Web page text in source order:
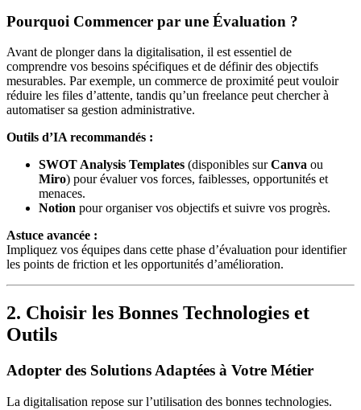
Pourquoi Commencer par une Évaluation ?
Avant de plonger dans la digitalisation, il est essentiel de
comprendre vos besoins spécifiques et de définir des objectifs
mesurables. Par exemple, un commerce de proximité peut vouloir
réduire les files d’attente, tandis qu’un freelance peut chercher à
automatiser sa gestion administrative.
Outils d’IA recommandés :
SWOT Analysis Templates (disponibles surCanva ou
Miro) pour évaluer vos forces, faiblesses, opportunités et
menaces.
Notion pour organiser vos objectifs et suivre vos progrès.
Astuce avancée :
Impliquez vos équipes dans cette phase d’évaluation pour identifier
les points de friction et les opportunités d’amélioration.
2. Choisir les Bonnes Technologies et
Outils
Adopter des Solutions Adaptées à Votre Métier
La digitalisation repose sur l’utilisation des bonnes technologies.